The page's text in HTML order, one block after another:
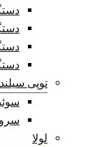
توپی
لولا